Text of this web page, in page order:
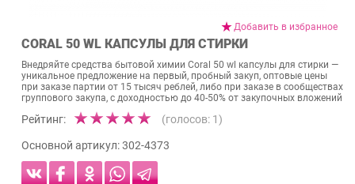
Добавить в избранное
CORAL 50 WL КАПСУЛЫ ДЛЯ СТИРКИ
Внедряйте средства бытовой химии Coral 50 wl капсулы для стирки —
уникальное предложение на первый, пробный закуп, оптовые цены
при заказе партии от 15 тысяч реблей, либо при заказе в сообществах
группового закупа, с доходностью до 40-50% от закупочных вложений
Рейтинг: (голосов: 1)
Основной артикул:302-4373